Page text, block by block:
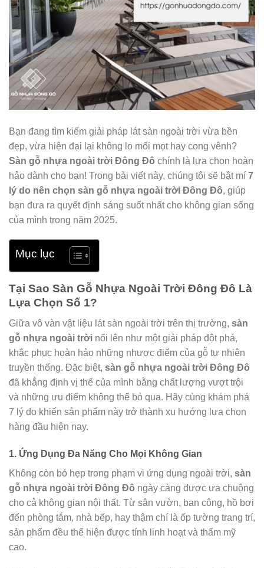
Bạn đang tìm kiếm giải pháp lát sàn ngoài trời vừa bền
đẹp, vừa hiện đại lại không lo mối mọt hay cong vênh?
Sàn gỗ nhựa ngoài trời Đông Đô chính là lựa chọn hoàn
hảo dành cho bạn! Trong bài viết này, chúng tôi sẽ bật mí 7
lý do nên chọn sàn gỗ nhựa ngoài trời Đông Đô, giúp
bạn đưa ra quyết định sáng suốt nhất cho không gian sống
của mình trong năm 2025.
Mục lục
Tại Sao Sàn Gỗ Nhựa Ngoài Trời Đông Đô Là
Lựa Chọn Số 1?
Giữa vô vàn vật liệu lát sàn ngoài trời trên thị trường, sàn
gỗ nhựa ngoài trời nổi lên như một giải pháp đột phá,
khắc phục hoàn hảo những nhược điểm của gỗ tự nhiên
truyền thống. Đặc biệt, sàn gỗ nhựa ngoài trời Đông Đô
đã khẳng định vị thế của mình bằng chất lượng vượt trội
và những ưu điểm không thể bỏ qua. Hãy cùng khám phá
7 lý do khiến sản phẩm này trở thành xu hướng lựa chọn
hàng đầu hiện nay.
1. Ứng Dụng Đa Năng Cho Mọi Không Gian
Không còn bó hẹp trong phạm vi ứng dụng ngoài trời, sàn
gỗ nhựa ngoài trời Đông Đô ngày càng được ưa chuộng
cho cả không gian nội thất. Từ sân vườn, ban công, hồ bơi
đến phòng tắm, nhà bếp, hay thậm chí là ốp tường trang trí,
sản phẩm đều thể hiện được tính linh hoạt và thẩm mỹ
cao.